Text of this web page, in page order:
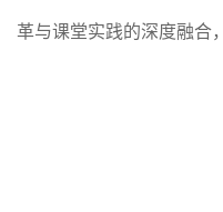
革与课堂实践的深度融合